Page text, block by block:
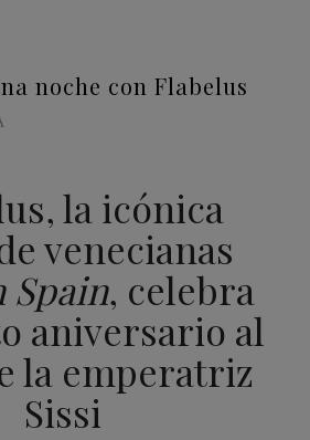
noche con Flabelus
la icónica
venecianas
Spain, celebra
aniversario al
la emperatriz
Sissi